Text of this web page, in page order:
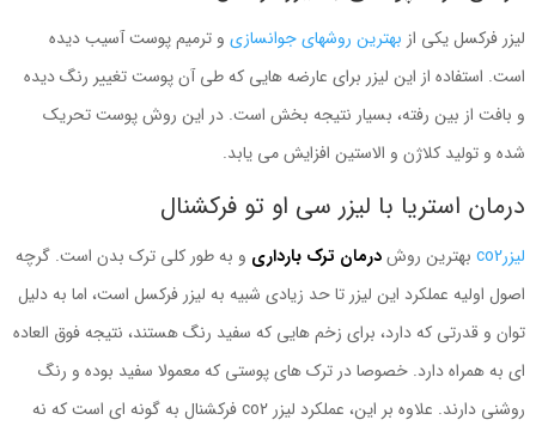
لیزر فرکسل یکی از بهترین روشهای جوانسازی و ترمیم پوست آسیب دیده
است. استفاده از این لیزر برای عارضه هایی که طی آن پوست تغییر رنگ دیده
و بافت از بین رفته، بسیار نتیجه بخش است. در این روش پوست تحریک
شده و تولید کلاژن و الاستین افزایش می یابد.
درمان استریا با لیزر سی او تو فرکشنال
لیزرco2 بهترین روشدرمان ترک بارداری و به طور کلی ترک بدن است. گرچه
اصول اولیه عملکرد این لیزر تا حد زیادی شبیه به لیزر فرکسل است، اما به دلیل
توان و قدرتی که دارد، برای زخم هایی که سفید رنگ هستند، نتیجه فوق العاده
ای به همراه دارد. خصوصا در ترک های پوستی که معمولا سفید بوده و رنگ
روشنی دارند. علاوه بر این، عملکرد لیزر co2 فرکشنال به گونه ای است که نه